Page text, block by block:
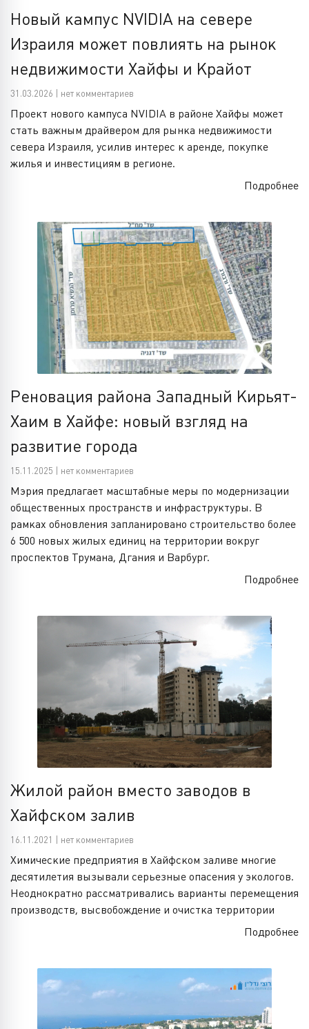
Новый кампус NVIDIA на севере
Израиля может повлиять на рынок
недвижимости Хайфы и Крайот
31.03.2026 | нет комментариев
Проект нового кампуса NVIDIA в районе Хайфы может
стать важным драйвером для рынка недвижимости
севера Израиля, усилив интерес к аренде, покупке
жилья и инвестициям в регионе.
Подробнее
Реновация района Западный Кирьят-
Хаим в Хайфе: новый взгляд на
развитие города
15.11.2025 | нет комментариев
Мэрия предлагает масштабные меры по модернизации
общественных пространств и инфраструктуры. В
рамках обновления запланировано строительство более
6 500 новых жилых единиц на территории вокруг
проспектов Трумана, Дгания и Варбург.
Подробнее
Жилой район вместо заводов в
Хайфском залив
16.11.2021 | нет комментариев
Химические предприятия в Хайфском заливе многие
десятилетия вызывали серьезные опасения у экологов.
Неоднократно рассматривались варианты перемещения
производств, высвобождение и очистка территории
Подробнее